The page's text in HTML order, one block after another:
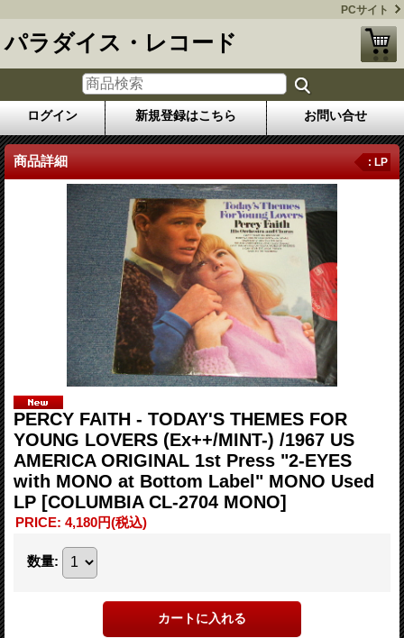
PCサイト
パラダイス・レコード
ログイン 新規登録はこちら お問い合せ
商品詳細 : LP
PERCY FAITH - TODAY'S THEMES FOR
YOUNG LOVERS (Ex++/MINT-) /1967 US
AMERICA ORIGINAL 1st Press "2-EYES
with MONO at Bottom Label" MONO Used
LP [COLUMBIA CL-2704 MONO]
PRICE: 4,180円(税込)
数量: